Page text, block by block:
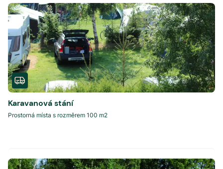
Karavanová stání
Prostorná místa s rozměrem 100 m2